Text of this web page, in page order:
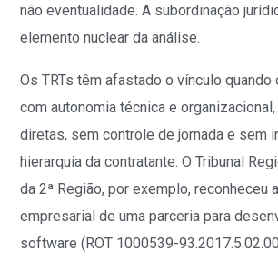
não eventualidade. A subordinação
elemento nuclear da análise.
Os TRTs têm afastado o vínculo quando
com autonomia técnica e
diretas, sem controle de jornada e sem
hierarquia da contratante. O Tribunal
da 2ª Região, por exemplo, reconheceu
empresarial de uma parceria para
software (ROT 1000539-